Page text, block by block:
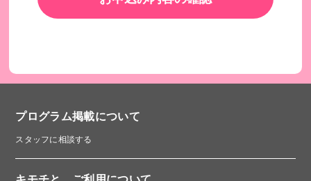
プログラム掲載について
スタッフに相談する